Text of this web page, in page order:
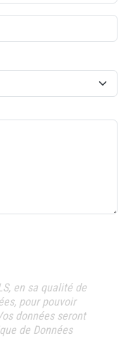
en sa qualité de
pour pouvoir
données seront
de Données